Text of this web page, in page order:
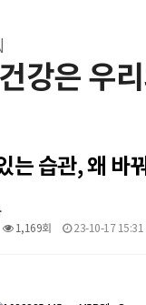
강은 우
는 습관, 왜 바
1,169회 23-10-17 15:31